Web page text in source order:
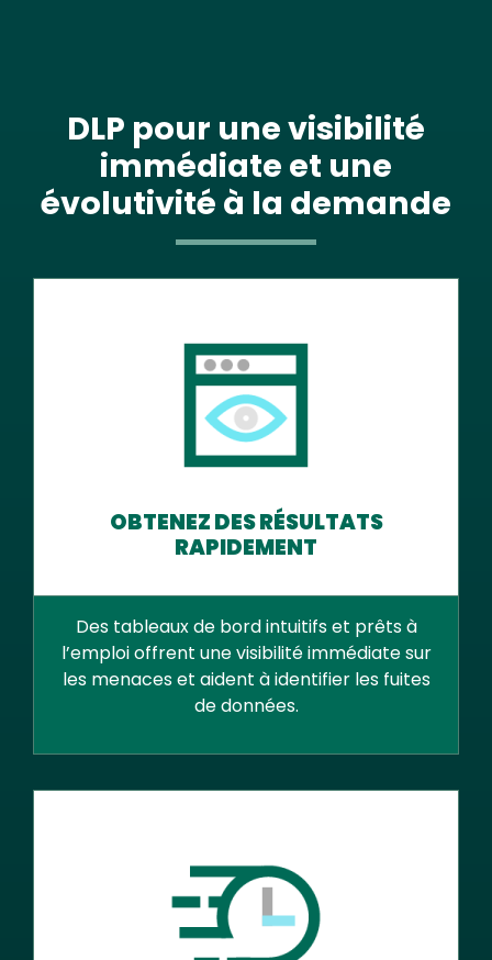
DLP pour une visibilité
immédiate et une
évolutivité à la demande
OBTENEZ DES RÉSULTATS
RAPIDEMENT
Des tableaux de bord intuitifs et prêts à
l’emploi offrent une visibilité immédiate sur
les menaces et aident à identifier les fuites
de données.